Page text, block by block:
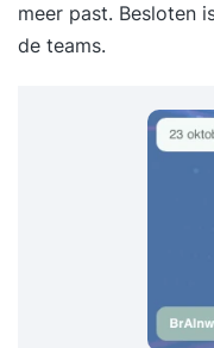
meer past. Besloten
de teams.